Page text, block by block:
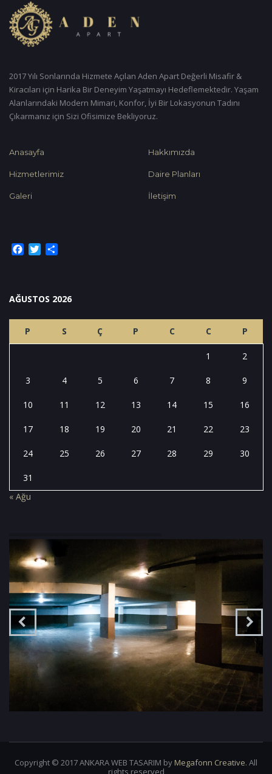
2017 Yılı Sonlarında Hizmete Açılan Aden Apart Değerli Misafir &
Kiracıları için Harika Bir Deneyim Yaşatmayı Hedeflemektedir. Yaşam
Alanlarındaki Modern Mimari, Konfor, İyi Bir Lokasyonun Tadını
Çıkarmanız için Sizi Ofisimize Bekliyoruz.
Anasayfa Hakkımızda
Hizmetlerimiz Daire Planları
Galeri İletişim
Facebook
Twitter
AĞUSTOS 2026
P S Ç P C C P
1 2
3 4 5 6 7 8 9
10 11 12 13 14 15 16
17 18 19 20 21 22 23
24 25 26 27 28 29 30
31
« Ağu
Copyright © 2017 ANKARA WEB TASARIM by Megafonn Creative. All
rights reserved